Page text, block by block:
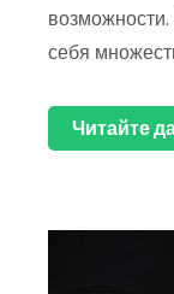
себя
Читайте